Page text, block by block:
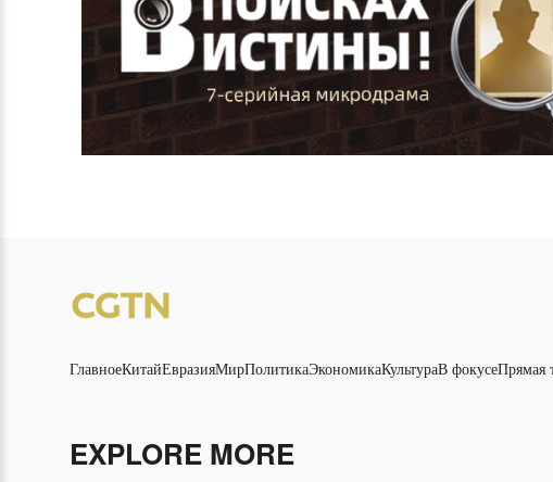
ГлавноеКитайЕвразияМирПолитикаЭкономикаКультураВ фокусеПрямая
EXPLORE MORE